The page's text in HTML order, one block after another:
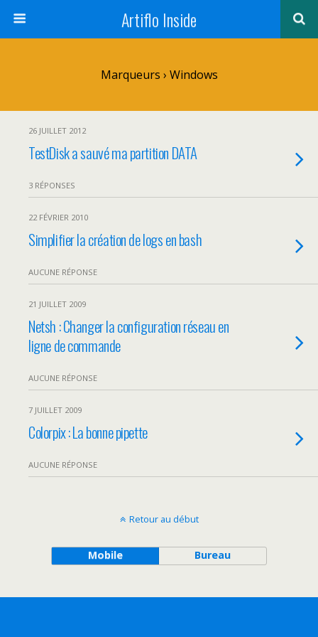
Artiflo Inside
Marqueurs › Windows
26 JUILLET 2012
TestDisk a sauvé ma partition DATA
3 RÉPONSES
22 FÉVRIER 2010
Simplifier la création de logs en bash
AUCUNE RÉPONSE
21 JUILLET 2009
Netsh : Changer la configuration réseau en
ligne de commande
AUCUNE RÉPONSE
7 JUILLET 2009
Colorpix : La bonne pipette
AUCUNE RÉPONSE
Retour au début
Mobile Bureau